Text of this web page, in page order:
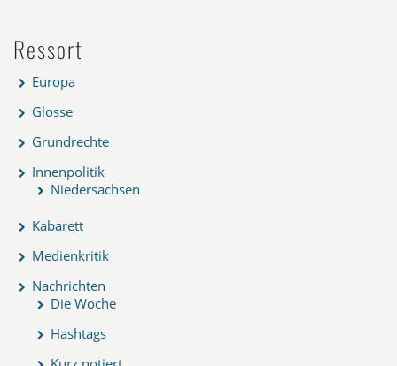
Ressort
Europa
Glosse
Grundrechte
Innenpolitik
Niedersachsen
Kabarett
Medienkritik
Nachrichten
Die Woche
Hashtags